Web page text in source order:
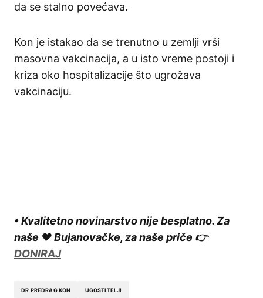
da se stalno povećava.
Kon je istakao da se trenutno u zemlji vrši
masovna vakcinacija, a u isto vreme postoji i
kriza oko hospitalizacije što ugrožava
vakcinaciju.
• Kvalitetno novinarstvo nije besplatno. Za
naše ❤️ Bujanovačke, za naše priče 👉
DONIRAJ
DR PREDRAG KON UGOSTITELJI